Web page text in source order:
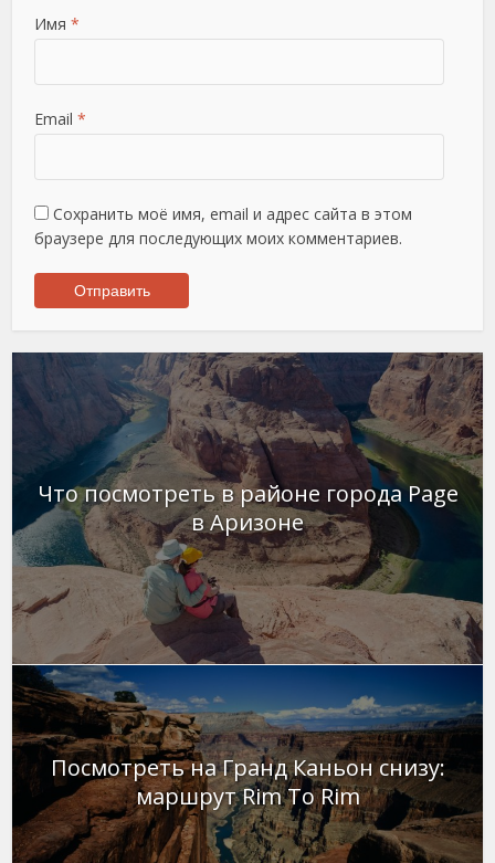
Имя *
Email *
Сохранить моё имя, email и адрес сайта в этом
браузере для последующих моих комментариев.
Что посмотреть в районе города Page
в Аризоне
Посмотреть на Гранд Каньон снизу:
маршрут Rim To Rim